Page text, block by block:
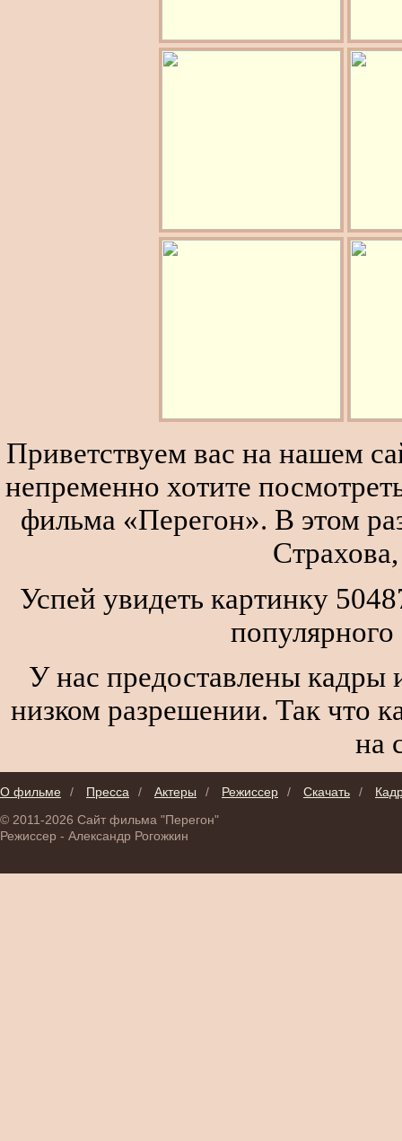
Приветствуем вас на нашем
непременно хотите
фильма «Перегон». В этом
Успей увидеть картинку
У нас предоставлены кадры
низком разрешении. Так что
на
О фильме / Пресса / Актеры / Режиссер / Скачать /
© 2011-2026 Сайт фильма "Перегон"
Режиссер - Александр Рогожкин